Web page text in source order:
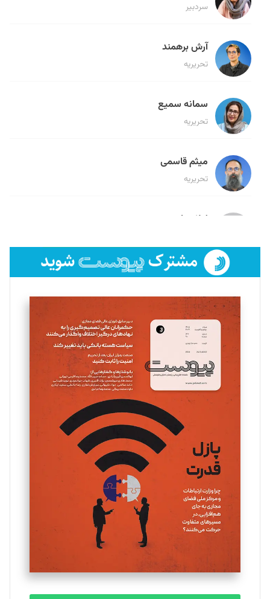
سردبیر
آرش برهمند
تحریریه
سمانه سمیع
تحریریه
میثم قاسمی
تحریریه
لیلا حنارود
فائزه فتحی رستمی
تحریریه
سروش کرمیان
تحریریه
مینا پاکدل
یسنا امان‌پور
تحریریه
ملینا جعفری
تحریریه
مصطفی مسجدی آرانی
تحریریه